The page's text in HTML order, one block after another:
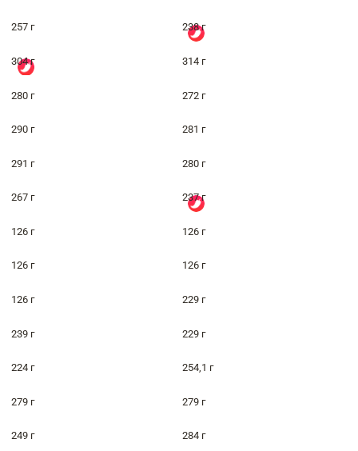
257 г 238 г
304 г 314 г
280 г 272 г
290 г 281 г
291 г 280 г
267 г 237 г
126 г 126 г
126 г 126 г
126 г 229 г
239 г 229 г
224 г 254,1 г
279 г 279 г
249 г 284 г